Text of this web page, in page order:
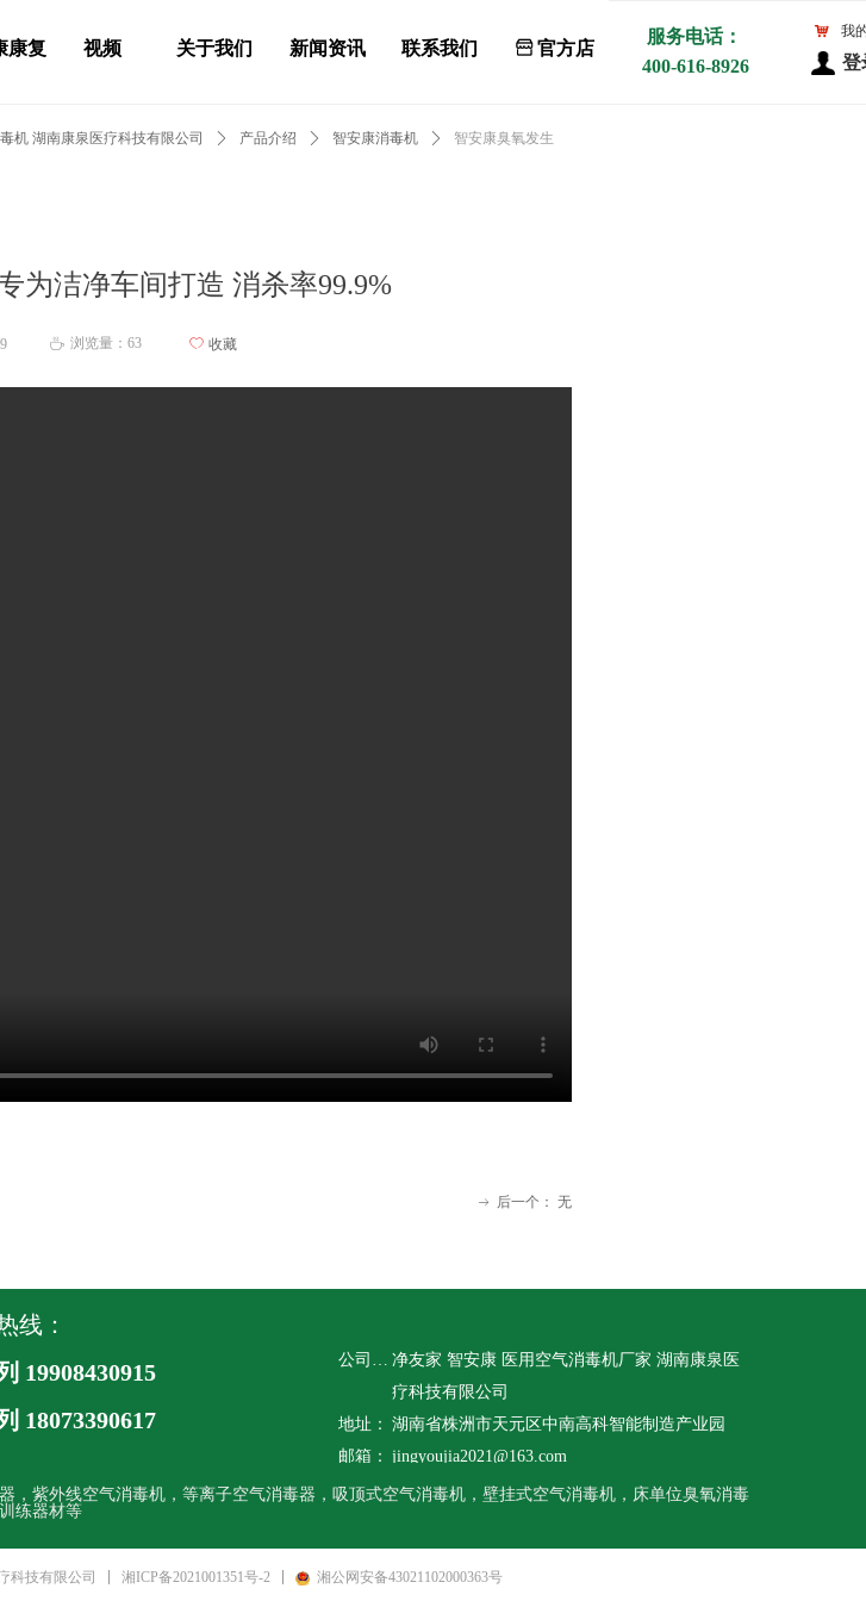
康复 视频 关于我们 新闻资讯 联系我们 ꀰ 官方店
登
服务电话：
400-616-8926
낙 我
为洁净车间打造 消杀率99.9%
机 湖南康泉医疗科技有限公司 ꄲ 产品介绍 ꄲ 智安康消毒机 ꄲ 智安康臭氧发生
ꄘ 浏览量： 63 ꄀ 收藏
ꁹ 后一个： 无
线：
19908430915
18073390617
公司名称： 净友家 智安康 医用空气消毒机厂家 湖南康泉医
疗科技有限公司
地址： 湖南省株洲市天元区中南高科智能制造产业园
邮箱： jingyoujia2021@163.com
紫外线空气消毒机，等离子空气消毒器，吸顶式空气消毒机，壁挂式空气消毒机，床单位臭氧消毒
练器材等
科技有限公司 湘ICP备2021001351号-2 湘公网安备43021102000363号